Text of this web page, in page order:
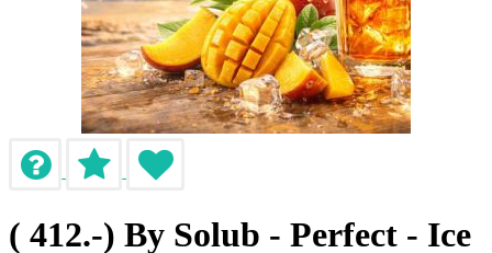
( 412.-) By Solub - Perfect - Ice